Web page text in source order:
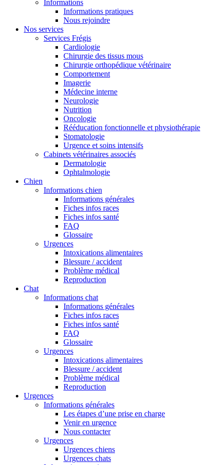
Informations
Informations pratiques
Nous rejoindre
Nos services
Services Frégis
Cardiologie
Chirurgie des tissus mous
Chirurgie orthopédique vétérinaire
Comportement
Imagerie
Médecine interne
Neurologie
Nutrition
Oncologie
Rééducation fonctionnelle et physiothérapie
Stomatologie
Urgence et soins intensifs
Cabinets vétérinaires associés
Dermatologie
Ophtalmologie
Chien
Informations chien
Informations générales
Fiches infos races
Fiches infos santé
FAQ
Glossaire
Urgences
Intoxications alimentaires
Blessure / accident
Problème médical
Reproduction
Chat
Informations chat
Informations générales
Fiches infos races
Fiches infos santé
FAQ
Glossaire
Urgences
Intoxications alimentaires
Blessure / accident
Problème médical
Reproduction
Urgences
Informations générales
Les étapes d’une prise en charge
Venir en urgence
Nous contacter
Urgences
Urgences chiens
Urgences chats